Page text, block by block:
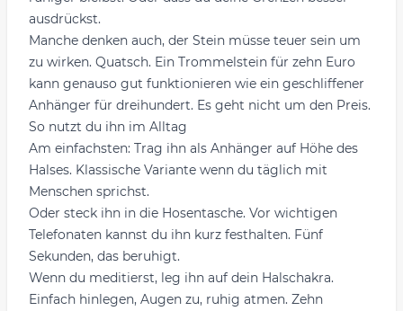
ausdrückst.
Manche denken auch, der Stein müsse teuer sein um
zu wirken. Quatsch. Ein Trommelstein für zehn Euro
kann genauso gut funktionieren wie ein geschliffener
Anhänger für dreihundert. Es geht nicht um den Preis.
So nutzt du ihn im Alltag
Am einfachsten: Trag ihn als Anhänger auf Höhe des
Halses. Klassische Variante wenn du täglich mit
Menschen sprichst.
Oder steck ihn in die Hosentasche. Vor wichtigen
Telefonaten kannst du ihn kurz festhalten. Fünf
Sekunden, das beruhigt.
Wenn du meditierst, leg ihn auf dein Halschakra.
Einfach hinlegen, Augen zu, ruhig atmen. Zehn